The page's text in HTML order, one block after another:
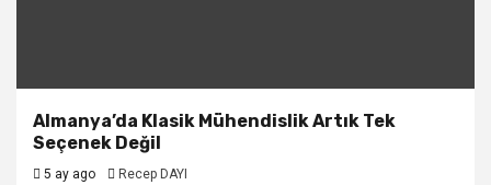
Almanya’da Klasik Mühendislik Artık Tek
Seçenek Değil
5 ay ago Recep DAYI